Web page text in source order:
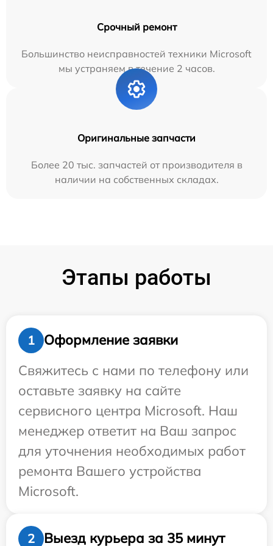
Срочный ремонт
Большинство неисправностей техники Microsoft
мы устраняем в течение 2 часов.
Оригинальные запчасти
Более 20 тыс. запчастей от производителя в
наличии на собственных складах.
Этапы работы
1
Оформление заявки
Свяжитесь с нами по телефону или
оставьте заявку на сайте
сервисного центра Microsoft. Наш
менеджер ответит на Ваш запрос
для уточнения необходимых работ
ремонта Вашего устройства
Microsoft.
2
Выезд курьера за 35 минут